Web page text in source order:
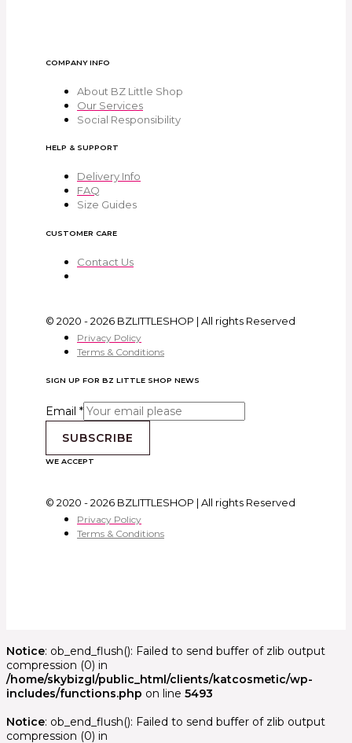
COMPANY INFO
About BZ Little Shop
Our Services
Social Responsibility
HELP & SUPPORT
Delivery Info
FAQ
Size Guides
CUSTOMER CARE
Contact Us
© 2020 - 2026 BZLITTLESHOP | All rights Reserved
Privacy Policy
Terms & Conditions
SIGN UP FOR BZ LITTLE SHOP NEWS
Email *
SUBSCRIBE
WE ACCEPT
© 2020 - 2026 BZLITTLESHOP | All rights Reserved
Privacy Policy
Terms & Conditions
Notice: ob_end_flush(): Failed to send buffer of zlib output
compression (0) in
/home/skybizgl/public_html/clients/katcosmetic/wp-
includes/functions.php on line 5493
Notice: ob_end_flush(): Failed to send buffer of zlib output
compression (0) in